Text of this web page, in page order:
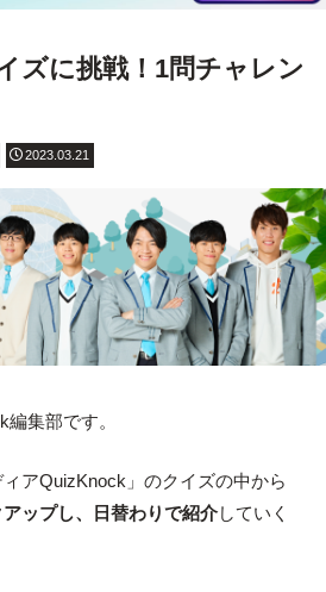
ズに挑戦！1問チャレン
2023.03.21
集部です。
アQuizKnock」のクイズの中から
ップし、日替わりで紹介していく